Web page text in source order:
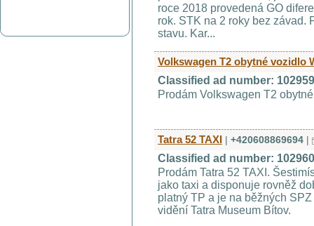
roce 2018 provedená GO
rok. STK na 2 roky bez závad.
stavu. Kar...
Volkswagen T2 obytné vozidlo
Classified ad number:
Prodám Volkswagen T2
Tatra 52 TAXI | +420608869694 |
Classified ad number:
Prodám Tatra 52 TAXI.
jako taxi a disponuje rovněž
platný TP a je na běžných
vidění Tatra Museum Bítov.